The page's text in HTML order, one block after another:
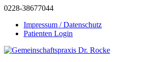
0228-38677044
Impressum / Datenschutz
Patienten Login